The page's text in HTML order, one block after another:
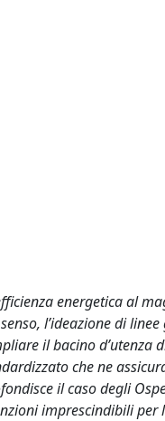
energetica al
l’ideazione di
il bacino d’utenza
che ne
il caso degli
imprescindibili